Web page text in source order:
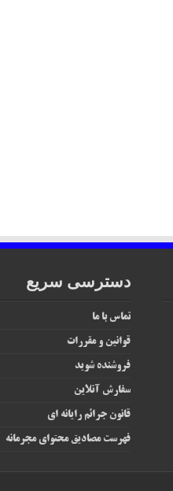
دسترسی سریع
تماس با ما
قوانین و مقررات
فروشنده شوید
سفارش آنلاین
قانون جرائم رایانه‌ ای
فهرست مصادیق محتوای مجرمانه